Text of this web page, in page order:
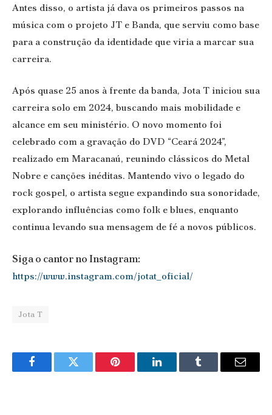
Antes disso, o artista já dava os primeiros passos na
música com o projeto JT e Banda, que serviu como base
para a construção da identidade que viria a marcar sua
carreira.
Após quase 25 anos à frente da banda, Jota T iniciou sua
carreira solo em 2024, buscando mais mobilidade e
alcance em seu ministério. O novo momento foi
celebrado com a gravação do DVD “Ceará 2024”,
realizado em Maracanaú, reunindo clássicos do Metal
Nobre e canções inéditas. Mantendo vivo o legado do
rock gospel, o artista segue expandindo sua sonoridade,
explorando influências como folk e blues, enquanto
continua levando sua mensagem de fé a novos públicos.
Siga o cantor no Instagram:
https://www.instagram.com/jotat_oficial/
Jota T
FacebookTwitter Pinterest LinkedInTumblr Email